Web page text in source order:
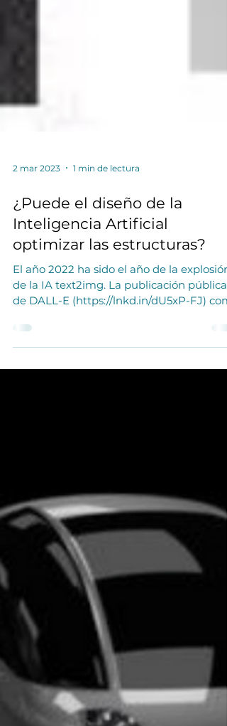
2 mar 2023 1 min de lectura
¿Puede el diseño de la
Inteligencia Artificial
optimizar las estructuras?
de la IA text2img. La publicación pública
de DALL-E (https://lnkd.in/dU5xP-FJ)
pago por...